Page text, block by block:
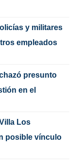
y militares
empleados
presunto
en el
Los
posible vínculo